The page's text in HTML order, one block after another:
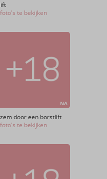
te bekijken
NA
door een borstlift
te bekijken